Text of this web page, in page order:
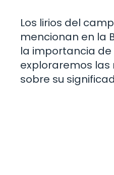
Los lirios del
mencionan en la
la importancia de
exploraremos las
sobre su